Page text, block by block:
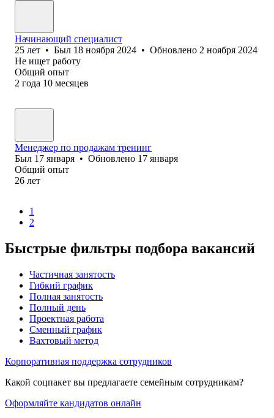
Начинающий специалист
25 лет • Был 18 ноября 2024 • Обновлено 2 ноября 2024
Не ищет работу
Общий опыт
2 года 10 месяцев
Менеджер по продажам тренинг
Был 17 января • Обновлено 17 января
Общий опыт
26 лет
1
2
Быстрые фильтры подбора вакансий
Частичная занятость
Гибкий график
Полная занятость
Полный день
Проектная работа
Сменный график
Вахтовый метод
Корпоративная поддержка сотрудников
Какой соцпакет вы предлагаете семейным сотрудникам?
Оформляйте кандидатов онлайн